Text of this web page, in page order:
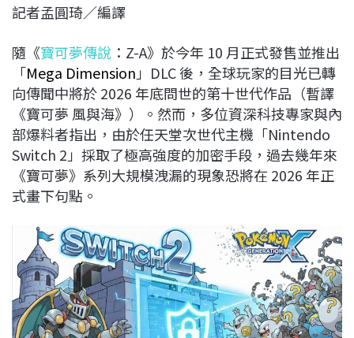
c
b
o
o
k
n
r
a
d
s
e
I
n
L
i
n
k
記者孟圓琦／編譯
隨《寶可夢傳說 ：Z-A》於今年 10 月正式發售並推出
「Mega Dimension 」DLC 後，全球玩家的目光已轉
向傳聞中將於 2026 年底問世的第十世代作品（暫譯
《寶可夢 風與海》）。然而，多位資深科技專家與內
部爆料者指出，由於任天堂次世代主機「Nintendo
Switch 2」採取了極高強度的加密手段，過去幾年來
《寶可夢》系列大規模洩漏的現象恐將在 2026 年正
式畫下句點。